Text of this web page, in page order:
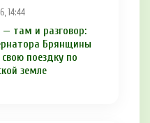
14:44
там и разговор:
Брянщины
поездку по
земле